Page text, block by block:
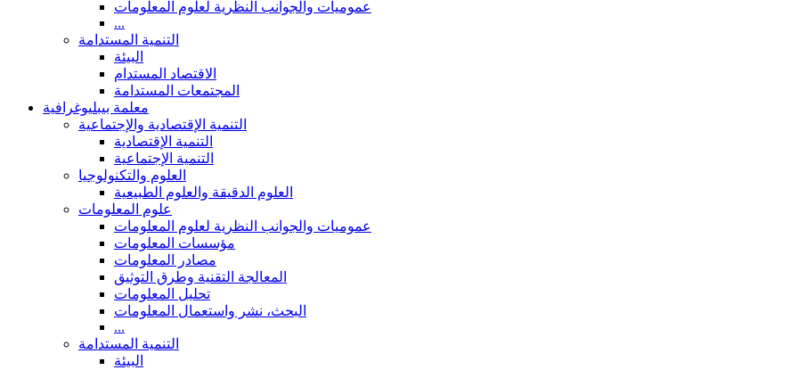
عموميات والجوانب النظرية لعلوم المعلومات
...
التنمية المستدامة
البيئة
الاقتصاد المستدام
المجتمعات المستدامة
معلمة بيبليوغرافية
التنمية الإقتصادية والإجتماعية
التنمية الإقتصادية
التنمية الإجتماعية
العلوم والتكنولوجيا
العلوم الدقيقة والعلوم الطبيعية
علوم المعلومات
عموميات والجوانب النظرية لعلوم المعلومات
مؤسسات المعلومات
مصادر المعلومات
المعالجة التقنية وطرق التوثيق
تحليل المعلومات
البحث، نشر واستعمال المعلومات
...
التنمية المستدامة
البيئة